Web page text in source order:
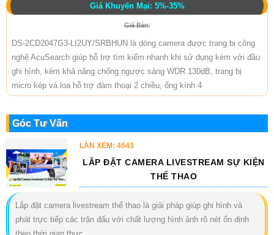
Giá Khuyến Mại: 5%-35%
Giá Bán:
DS-2CD2047G3-LI2UY/SRBHUN là dòng camera được trang bị công
nghệ AcuSearch giúp hỗ trợ tìm kiếm nhanh khi sử dụng kèm với đầu
ghi hình, kèm khả năng chống ngược sáng WDR 130dB, trang bị
micro kép và loa hỗ trợ đàm thoại 2 chiều, ống kính 4
Góc Tư Vấn
LẦN XEM: 4643
LẮP ĐẶT CAMERA LIVESTREAM SỰ KIỆN
THỂ THAO
Lắp đặt camera livestream thể thao là giải pháp giúp ghi hình và
phát trực tiếp các trận đấu với chất lượng hình ảnh rõ nét ổn định